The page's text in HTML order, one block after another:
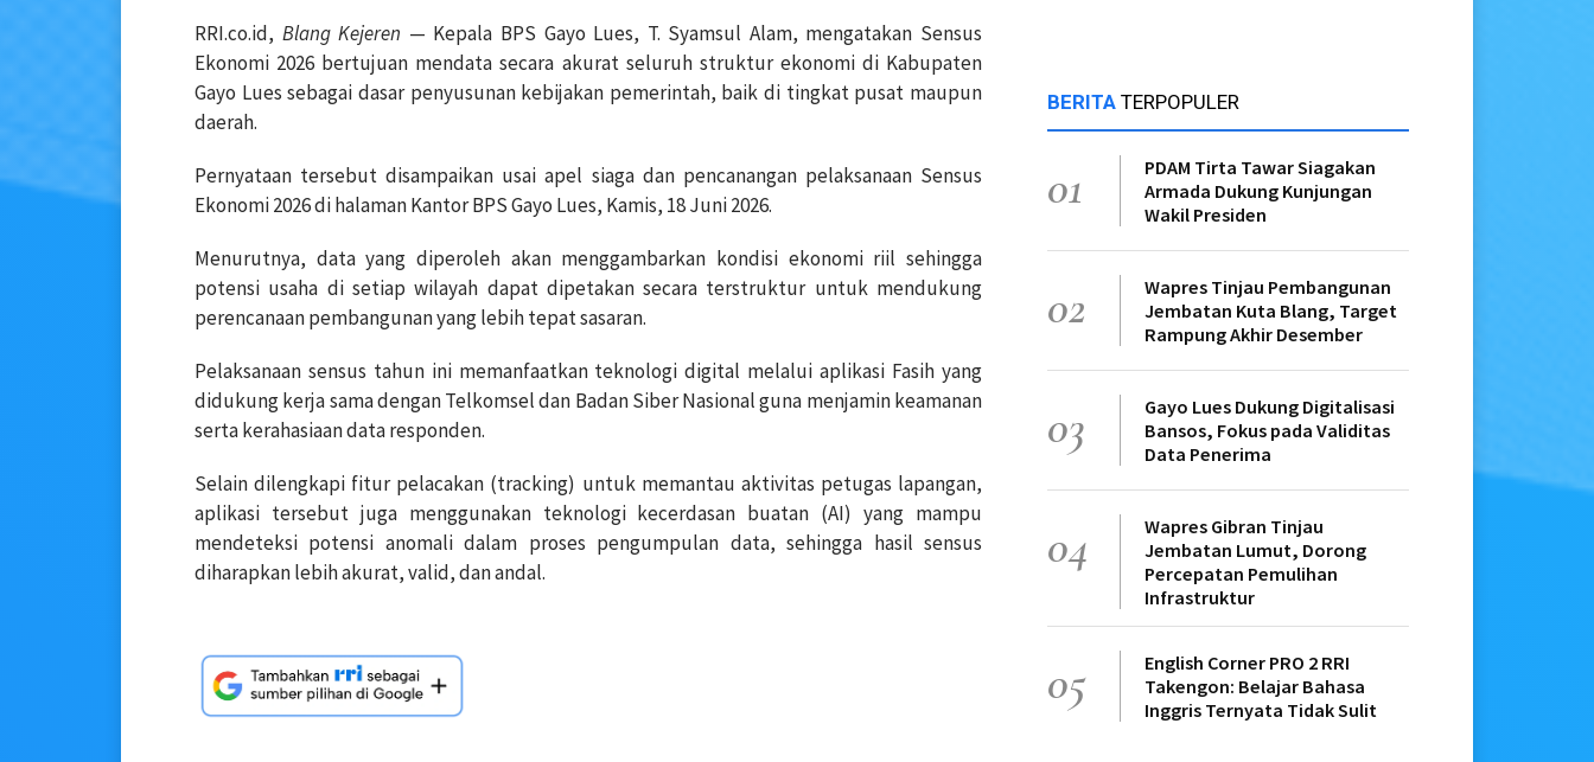
RRI.co.id, Blang Kejeren — Kepala BPS Gayo Lues, T. Syamsul Alam, mengatakan Sensus
Ekonomi 2026 bertujuan mendata secara akurat seluruh struktur ekonomi di Kabupaten
Gayo Lues sebagai dasar penyusunan kebijakan pemerintah, baik di tingkat pusat maupun
daerah.
Pernyataan tersebut disampaikan usai apel siaga dan pencanangan pelaksanaan Sensus
Ekonomi 2026 di halaman Kantor BPS Gayo Lues, Kamis, 18 Juni 2026.
Menurutnya, data yang diperoleh akan menggambarkan kondisi ekonomi riil sehingga
potensi usaha di setiap wilayah dapat dipetakan secara terstruktur untuk mendukung
perencanaan pembangunan yang lebih tepat sasaran.
Pelaksanaan sensus tahun ini memanfaatkan teknologi digital melalui aplikasi Fasih yang
didukung kerja sama dengan Telkomsel dan Badan Siber Nasional guna menjamin keamanan
serta kerahasiaan data responden.
Selain dilengkapi fitur pelacakan (tracking) untuk memantau aktivitas petugas lapangan,
aplikasi tersebut juga menggunakan teknologi kecerdasan buatan (AI) yang mampu
mendeteksi potensi anomali dalam proses pengumpulan data, sehingga hasil sensus
diharapkan lebih akurat, valid, dan andal.
BERITA TERPOPULER
01
PDAM Tirta Tawar Siagakan
Armada Dukung Kunjungan
Wakil Presiden
02
Wapres Tinjau Pembangunan
Jembatan Kuta Blang, Target
Rampung Akhir Desember
03
Gayo Lues Dukung Digitalisasi
Bansos, Fokus pada Validitas
Data Penerima
04
Wapres Gibran Tinjau
Jembatan Lumut, Dorong
Percepatan Pemulihan
Infrastruktur
05
English Corner PRO 2 RRI
Takengon: Belajar Bahasa
Inggris Ternyata Tidak Sulit